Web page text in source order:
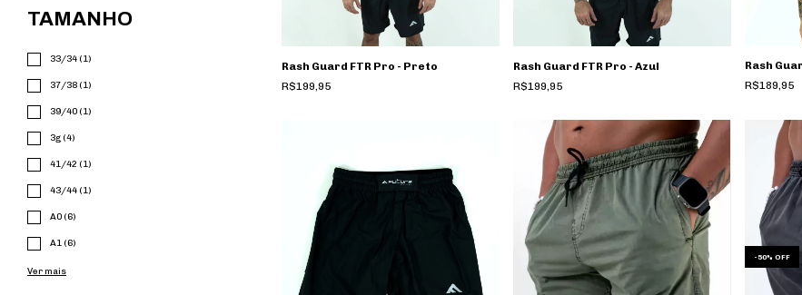
TAMANHO
33/34 (1)
37/38 (1)
39/40 (1)
3g (4)
41/42 (1)
43/44 (1)
A0 (6)
A1 (6)
Ver mais
Rash Guard FTR Pro - Preto
R$199,95
Rash Guard FTR Pro - Azul
R$199,95
Rash
R$189,95
- 50% OFF